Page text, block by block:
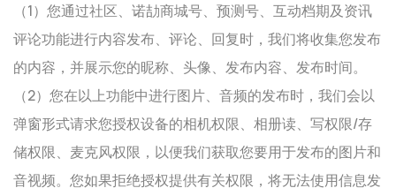
（1）您通过社区、诺劼商城号、预测号、互动档期及资讯
评论功能进行内容发布、评论、回复时，我们将收集您发布
的内容，并展示您的昵称、头像、发布内容、发布时间。
（2）您在以上功能中进行图片、音频的发布时，我们会以
弹窗形式请求您授权设备的相机权限、相册读、写权限/存
储权限、麦克风权限，以便我们获取您要用于发布的图片和
音视频。您如果拒绝授权提供有关权限，将无法使用信息发